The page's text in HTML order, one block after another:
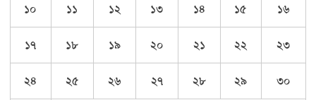
১০ ১১ ১২ ১৩ ১৪ ১৫ ১৬
১৭ ১৮ ১৯ ২০ ২১ ২২ ২৩
২৪ ২৫ ২৬ ২৭ ২৮ ২৯ ৩০